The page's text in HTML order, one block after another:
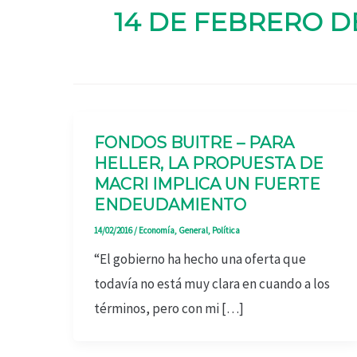
14 DE FEBRERO
FONDOS BUITRE – PARA
HELLER, LA PROPUESTA DE
MACRI IMPLICA UN FUERTE
ENDEUDAMIENTO
14/02/2016/ Economía, General, Política
“El gobierno ha hecho una oferta que
todavía no está muy clara en cuando a los
términos, pero con mi […]